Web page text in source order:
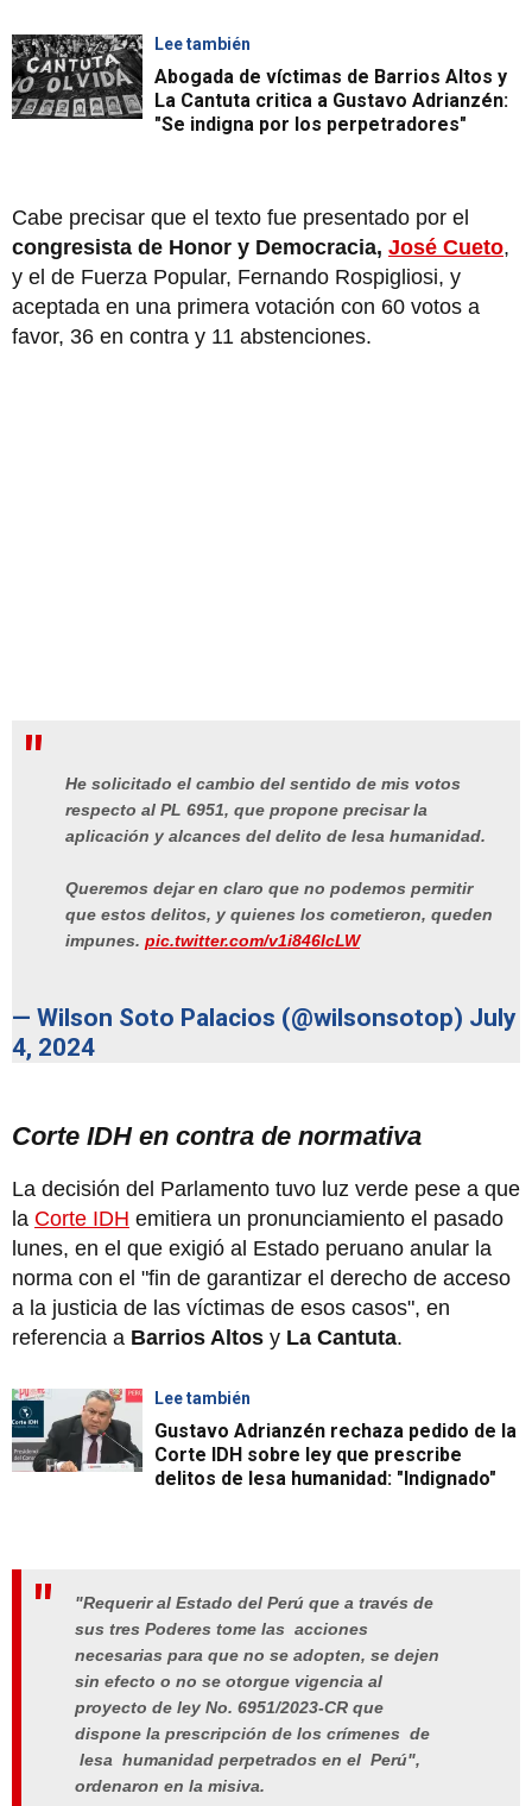
Lee también
Abogada de víctimas de Barrios Altos y
La Cantuta critica a Gustavo Adrianzén:
"Se indigna por los perpetradores"
Cabe precisar que el texto fue presentado por el
congresista de Honor y Democracia, José Cueto,
y el de Fuerza Popular, Fernando Rospigliosi, y
aceptada en una primera votación con 60 votos a
favor, 36 en contra y 11 abstenciones.
He solicitado el cambio del sentido de mis votos
respecto al PL 6951, que propone precisar la
aplicación y alcances del delito de lesa humanidad.
Queremos dejar en claro que no podemos permitir
que estos delitos, y quienes los cometieron, queden
impunes. pic.twitter.com/v1i846IcLW
— Wilson Soto Palacios (@wilsonsotop) July
4, 2024
Corte IDH en contra de normativa
La decisión del Parlamento tuvo luz verde pese a que
la Corte IDH emitiera un pronunciamiento el pasado
lunes, en el que exigió al Estado peruano anular la
norma con el "fin de garantizar el derecho de acceso
a la justicia de las víctimas de esos casos", en
referencia a Barrios Altos y La Cantuta.
Lee también
Gustavo Adrianzén rechaza pedido de la
Corte IDH sobre ley que prescribe
delitos de lesa humanidad: "Indignado"
"Requerir al Estado del Perú que a través de
sus tres Poderes tome las acciones
necesarias para que no se adopten, se dejen
sin efecto o no se otorgue vigencia al
proyecto de ley No. 6951/2023-CR que
dispone la prescripción de los crímenes de
lesa humanidad perpetrados en el Perú",
ordenaron en la misiva.